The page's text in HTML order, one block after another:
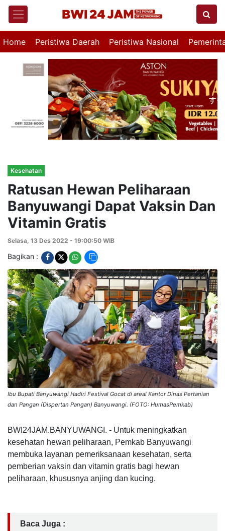
Home Peristiwa Daerah Peristiwa Nasional
Kesehatan
Ratusan Hewan Peliharaan
Banyuwangi Dapat Vaksin Dan
Vitamin Gratis
Selasa, 13 Des 2022 - 19:00:50 WIB
Bagikan :
Ibu Bupati Banyuwangi Hadiri Festival Gocat di areal Kantor Dinas Pertanian
dan Pangan (Dispertan Pangan) Banyuwangi. (FOTO: HumasPemkab)
BWI24JAM.BANYUWANGI. - Untuk meningkatkan
kesehatan hewan peliharaan, Pemkab Banyuwangi
membuka layanan pemeriksanaan kesehatan, serta
pemberian vaksin dan vitamin gratis bagi hewan
peliharaan, khususnya anjing dan kucing.
Baca Juga :